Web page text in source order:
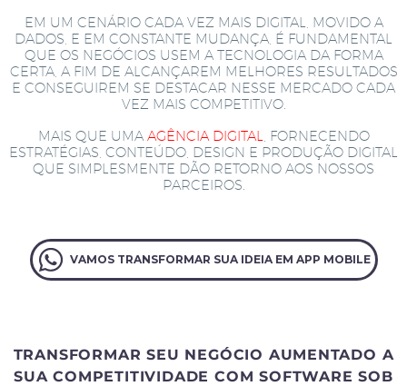
EM UM CENÁRIO CADA VEZ MAIS DIGITAL, MOVIDO A
DADOS, E EM CONSTANTE MUDANÇA, É FUNDAMENTAL
QUE OS NEGÓCIOS USEM A TECNOLOGIA DA FORMA
CERTA, A FIM DE ALCANÇAREM MELHORES RESULTADOS
E CONSEGUIREM SE DESTACAR NESSE MERCADO CADA
VEZ MAIS COMPETITIVO.
MAIS QUE UMA AGÊNCIA DIGITAL
, FORNECENDO
ESTRATÉGIAS, CONTEÚDO, DESIGN E PRODUÇÃO DIGITAL
QUE SIMPLESMENTE DÃO RETORNO AOS NOSSOS
PARCEIROS.
VAMOS TRANSFORMAR SUA IDEIA EM APP MOBILE
TRANSFORMAR SEU NEGÓCIO AUMENTADO A
SUA COMPETITIVIDADE COM SOFTWARE SOB